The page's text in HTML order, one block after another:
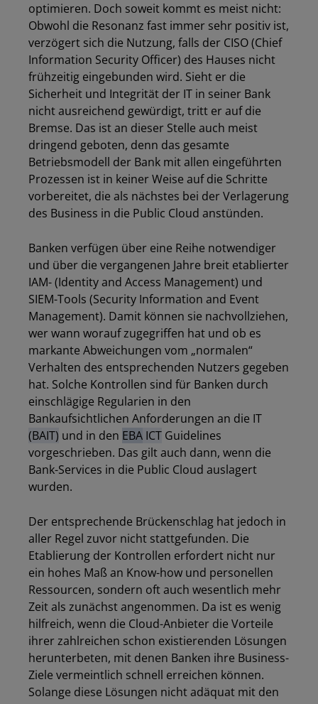
optimieren. Doch soweit kommt es meist nicht:
Obwohl die Resonanz fast immer sehr positiv ist,
verzögert sich die Nutzung, falls der CISO (Chief
Information Security Officer) des Hauses nicht
frühzeitig eingebunden wird. Sieht er die
Sicherheit und Integrität der IT in seiner Bank
nicht ausreichend gewürdigt, tritt er auf die
Bremse. Das ist an dieser Stelle auch meist
dringend geboten, denn das gesamte
Betriebsmodell der Bank mit allen eingeführten
Prozessen ist in keiner Weise auf die Schritte
vorbereitet, die als nächstes bei der Verlagerung
des Business in die Public Cloud anstünden.
Banken verfügen über eine Reihe notwendiger
und über die vergangenen Jahre breit etablierter
IAM- (Identity and Access Management) und
SIEM-Tools (Security Information and Event
Management). Damit können sie nachvollziehen,
wer wann worauf zugegriffen hat und ob es
markante Abweichungen vom „normalen“
Verhalten des entsprechenden Nutzers gegeben
hat. Solche Kontrollen sind für Banken durch
einschlägige Regularien in den
Bankaufsichtlichen Anforderungen an die IT
(BAIT) und in den EBA ICT Guidelines
vorgeschrieben. Das gilt auch dann, wenn die
Bank-Services in die Public Cloud auslagert
wurden.
Der entsprechende Brückenschlag hat jedoch in
aller Regel zuvor nicht stattgefunden. Die
Etablierung der Kontrollen erfordert nicht nur
ein hohes Maß an Know-how und personellen
Ressourcen, sondern oft auch wesentlich mehr
Zeit als zunächst angenommen. Da ist es wenig
hilfreich, wenn die Cloud-Anbieter die Vorteile
ihrer zahlreichen schon existierenden Lösungen
herunterbeten, mit denen Banken ihre Business-
Ziele vermeintlich schnell erreichen können.
Solange diese Lösungen nicht adäquat mit den